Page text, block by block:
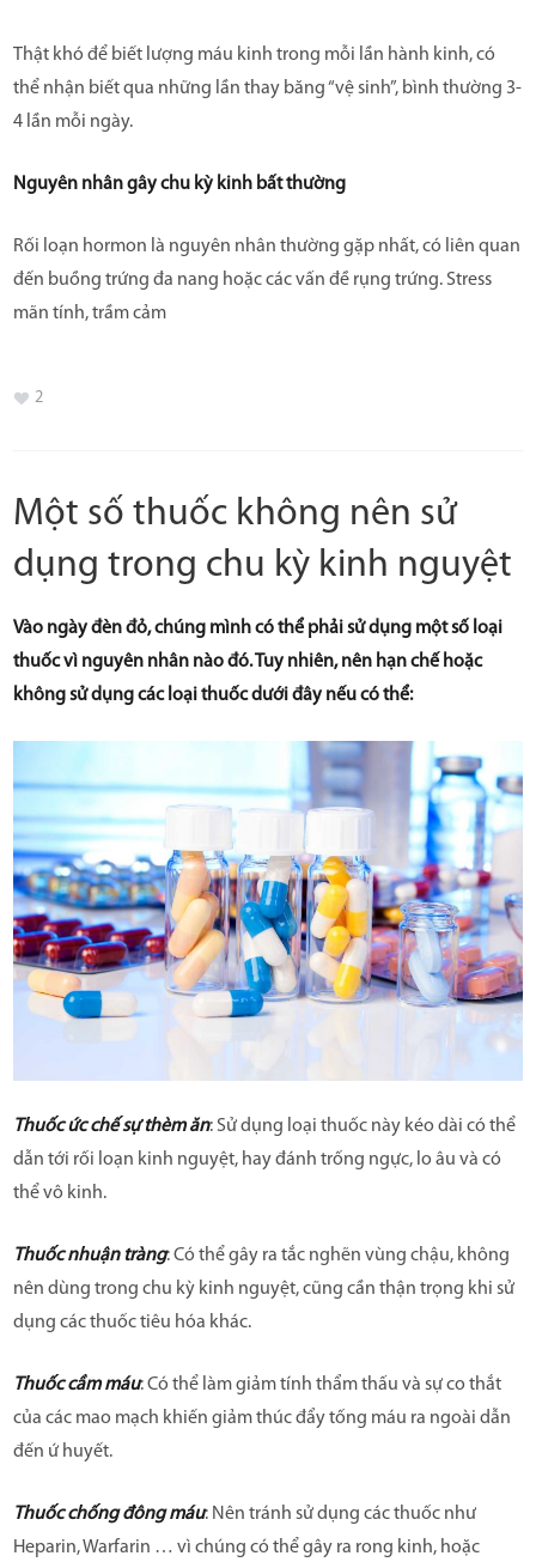
Thật khó để biết lượng máu kinh trong mỗi lần hành kinh, có
thể nhận biết qua những lần thay băng “vệ sinh”, bình thường 3-
4 lần mỗi ngày.
Nguyên nhân gây chu kỳ kinh bất thường
Rối loạn hormon là nguyên nhân thường gặp nhất, có liên quan
đến buồng trứng đa nang hoặc các vấn đề rụng trứng. Stress
mãn tính, trầm cảm
2
Một số thuốc không nên sử
dụng trong chu kỳ kinh nguyệt
Vào ngày đèn đỏ, chúng mình có thể phải sử dụng một số loại
thuốc vì nguyên nhân nào đó. Tuy nhiên, nên hạn chế hoặc
không sử dụng các loại thuốc dưới đây nếu có thể:
Thuốc ức chế sự thèm ăn: Sử dụng loại thuốc này kéo dài có thể
dẫn tới rối loạn kinh nguyệt, hay đánh trống ngực, lo âu và có
thể vô kinh.
Thuốc nhuận tràng: Có thể gây ra tắc nghẽn vùng chậu, không
nên dùng trong chu kỳ kinh nguyệt, cũng cần thận trọng khi sử
dụng các thuốc tiêu hóa khác.
Thuốc cầm máu: Có thể làm giảm tính thẩm thấu và sự co thắt
của các mao mạch khiến giảm thúc đẩy tống máu ra ngoài dẫn
đến ứ huyết.
Thuốc chống đông máu: Nên tránh sử dụng các thuốc như
Heparin, Warfarin … vì chúng có thể gây ra rong kinh, hoặc